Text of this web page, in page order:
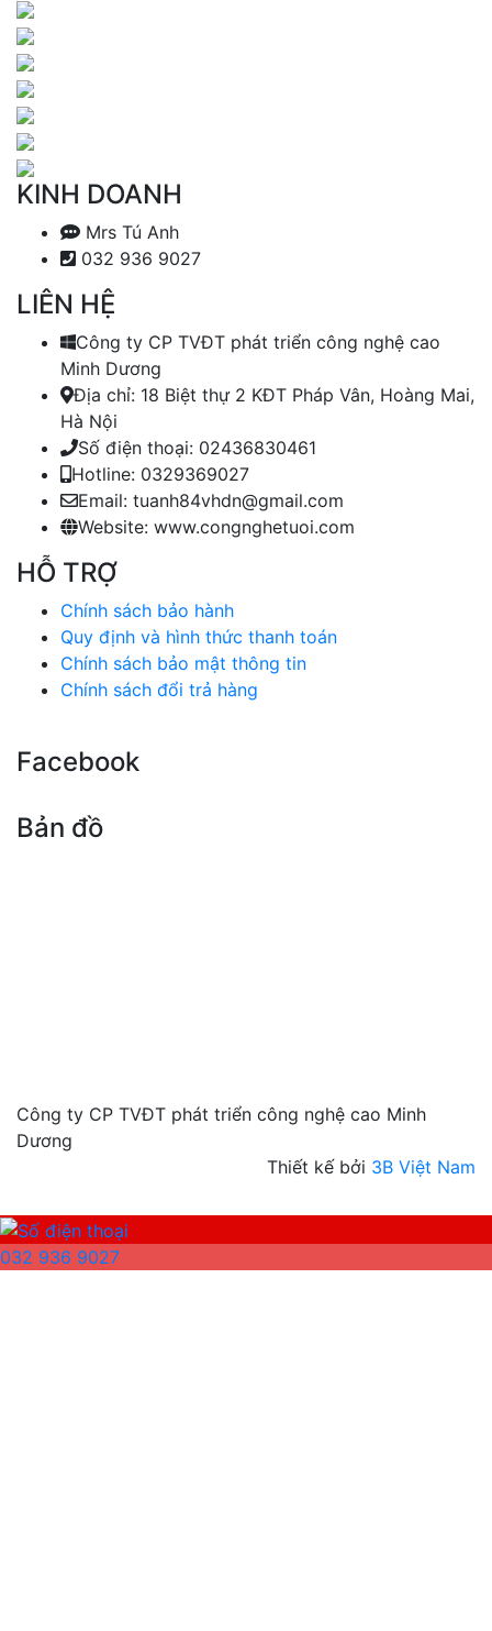
KINH DOANH
Mrs Tú Anh
032 936 9027
LIÊN HỆ
Công ty CP TVĐT phát triển công nghệ cao
Minh Dương
Địa chỉ: 18 Biệt thự 2 KĐT Pháp Vân, Hoàng Mai,
Hà Nội
Số điện thoại: 02436830461
Hotline: 0329369027
Email: tuanh84vhdn@gmail.com
Website: www.congnghetuoi.com
HỖ TRỢ
Chính sách bảo hành
Quy định và hình thức thanh toán
Chính sách bảo mật thông tin
Chính sách đổi trả hàng
Facebook
Bản đồ
Công ty CP TVĐT phát triển công nghệ cao Minh
Dương
Thiết kế bởi 3B Việt Nam
032 936 9027